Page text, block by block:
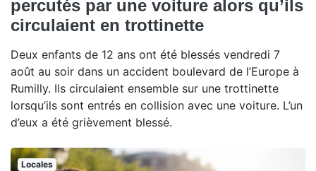
percutés par une voiture alors qu’ils
circulaient en trottinette
Deux enfants de 12 ans ont été blessés vendredi 7
août au soir dans un accident boulevard de l’Europe à
Rumilly. Ils circulaient ensemble sur une trottinette
lorsqu’ils sont entrés en collision avec une voiture. L’un
d’eux a été grièvement blessé.
Locales